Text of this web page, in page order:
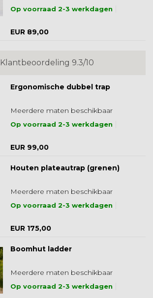
Op voorraad 2-3 werkdagen
EUR 89,00
Klantbeoordeling 9.3/10
Ergonomische dubbel trap
Meerdere maten beschikbaar
Op voorraad 2-3 werkdagen
EUR 99,00
Houten plateautrap (grenen)
Meerdere maten beschikbaar
Op voorraad 2-3 werkdagen
EUR 175,00
Boomhut ladder
Meerdere maten beschikbaar
Op voorraad 2-3 werkdagen